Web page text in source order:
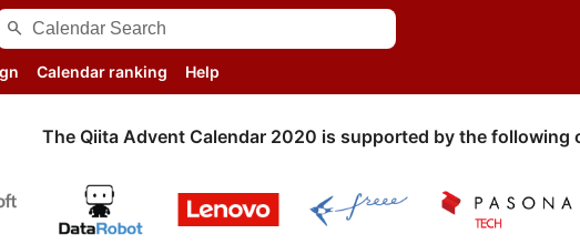
search
Calendar ranking Help
The Qiita Advent Calendar 2020 is supported by the following